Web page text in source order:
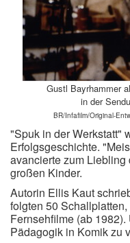
Gustl Bayrhammer
in der
BR/Infafilm/Original-
"Spuk in der Werkstatt"
Erfolgsgeschichte.
avancierte zum
großen Kinder.
Autorin Ellis Kaut
folgten 50
Fernsehfilme (ab
Pädagogik in Komik zu